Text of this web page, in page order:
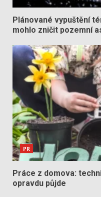
Plánované vypuštění
mohlo zničit pozemní
PR
Práce z domova:
opravdu půjde